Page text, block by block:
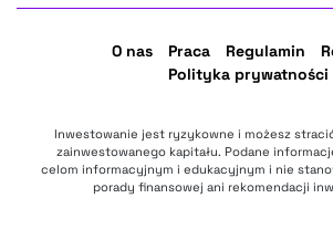
O nas Praca Regulamin
Polityka prywatności
Inwestowanie jest ryzykowne i możesz
zainwestowanego kapitału. Podane
celom informacyjnym i edukacyjnym i nie
porady finansowej ani rekomendacji